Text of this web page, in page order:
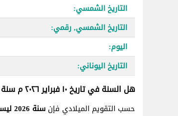
التاريخ الشمسي:
التاريخ الشمسي, رقمي:
اليوم:
التاريخ اليوناني:
هل السنة في تاريخ ١٠ فبراير ٢٠٢٦ م سنة كبيسة؟
حسب التقويم الميلادي فإن سنة 2026 ليست سنة كبيسة